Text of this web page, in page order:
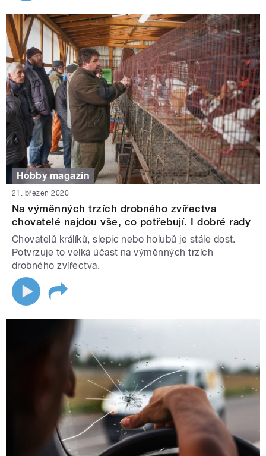
Hobby magazín
21. březen 2020
Na výměnných trzích drobného zvířectva
chovatelé najdou vše, co potřebují. I dobré rady
Chovatelů králíků, slepic nebo holubů je stále dost.
Potvrzuje to velká účast na výměnných trzích
drobného zvířectva.